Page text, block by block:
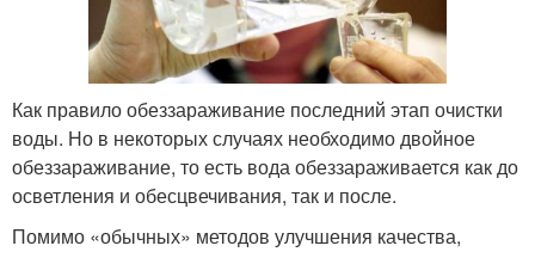
Как правило обеззараживание последний этап очистки
воды. Но в некоторых случаях необходимо двойное
обеззараживание, то есть вода обеззараживается как до
осветления и обесцвечивания, так и после.
Помимо «обычных» методов улучшения качества,